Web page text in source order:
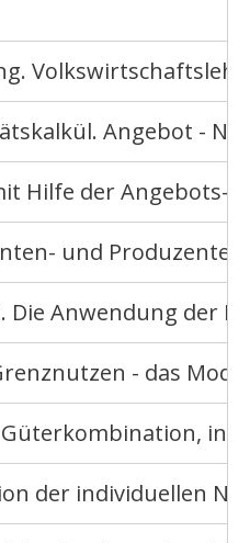
Angebot -
Hilfe der Angebots-
und
Die Anwendung der
- das
der individuellen